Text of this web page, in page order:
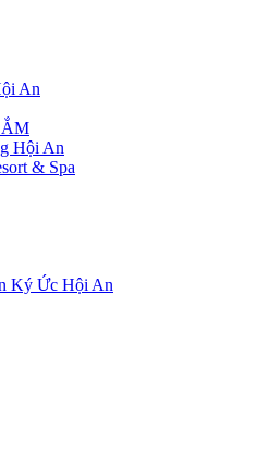
An
Hội An
& Spa
Ký Ức Hội An